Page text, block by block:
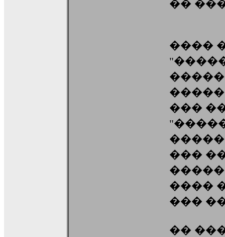
��
����
���
���
����
���
��